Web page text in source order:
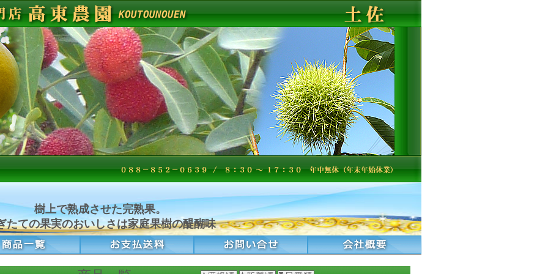
樹上で熟成させた完熟果。
たての果実のおいしさは家庭果樹の醍醐味